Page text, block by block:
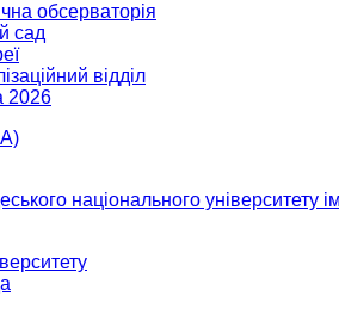
обсерваторія
сад
відділ
2026